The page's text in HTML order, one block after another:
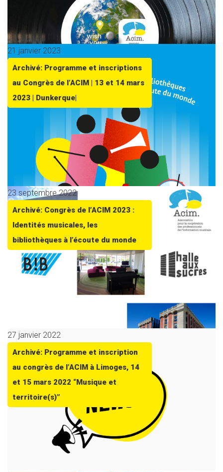
21 janvier 2023
Archivé: Programme et inscriptions
au Congrès de l’ACIM | 13 et 14 mars
2023 | Dunkerque|
23 septembre 2022
Archivé: Congrès de l’ACIM 2023 :
Identités musicales, les
bibliothèques à l’écoute du monde
27 janvier 2022
Archivé: Programme et inscription
au congrès de l’ACIM à Limoges, 14
et 15 mars 2022 “Musique et
territoire(s)”